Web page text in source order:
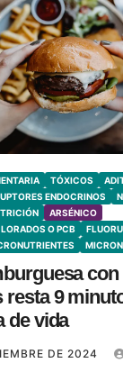
TÓXICOS
ENDOCRINOS
ARSÉNICO
O PCB
9
de vida
DE 2024